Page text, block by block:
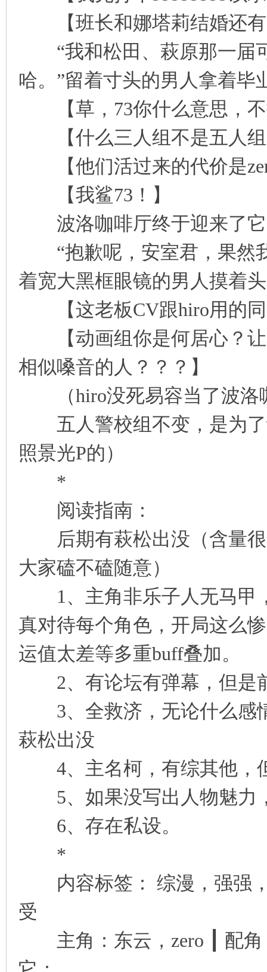
【班长和娜塔莉结婚还有
“我和松田、萩原那一届
哈。”留着寸头的男人拿着毕
【草，73你什么意思，不
【什么三人组不是五人组
【他们活过来的代价是
【我鲨73！】
波洛咖啡厅终于迎来了它
“抱歉呢，安室君，果然
着宽大黑框眼镜的男人摸着
【这老板CV跟hiro用的同
【动画组你是何居心？让
相似嗓音的人？？？】
（hiro没死易容当了波洛
五人警校组不变，是为了
照景光P的）
*
阅读指南：
后期有萩松出没（含量很
大家磕不磕随意）
1、主角非乐子人无马甲
真对待每个角色，开局这么
运值太差等多重buff叠加。
2、有论坛有弹幕，但是
3、全救济，无论什么感
萩松出没
4、主名柯，有综其他，
5、如果没写出人物魅力
6、存在私设。
*
内容标签： 综漫，强强，
受
主角：东云，zero ┃ 配角